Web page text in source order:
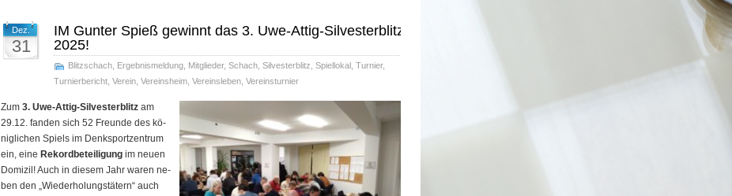
Dez.
31
IM Gunter Spieß gewinnt das 3. Uwe-Attig-Silvesterblitz
2025!
Blitzschach Ergebnismeldung Mitglieder, Schach Silvesterblitz Spiellokal Turnier,
Turnierbericht Verein Vereinsheim Vereinsleben Vereinsturnier
Zum 3. Uwe-Attig-Sil­ves­ter­blitz am
29.12. fan­den sich 52 Freun­de des kö­
nig­li­chen Spiels im Denk­sport­zen­trum
ein, ei­ne Re­kord­be­tei­li­gung im neu­en
Do­mi­zil! Auch in die­sem Jahr wa­ren ne­
ben den „Wie­der­ho­lungs­tä­tern“ auch